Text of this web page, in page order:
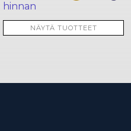
hinnan
NÄYTÄ TUOTTEET